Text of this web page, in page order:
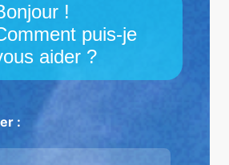
!
puis-je
aider ?
: